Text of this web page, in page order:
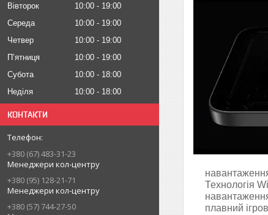
Вівторок
10:00
19:00
Середа
10:00
19:00
Четвер
10:00
19:00
Пʼятниця
10:00
19:00
Субота
10:00
18:00
Неділя
10:00 18:00
КОНТАКТИ
+380 (67) 483-31-23
Менеджери кол-центру
+380 (95) 128-21-71
Менеджери кол-центру
+380 (57) 744-27-50
Технологія
плавний